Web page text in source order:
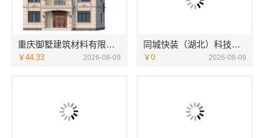
重庆御墅建筑材料有限公司巴南定制化现浇别墅抗震防风
￥44.33 2026-08-09
同城快装（湖北）科技有限公司本地婚房一站式装修一口价工期保障
￥0 2026-08-09